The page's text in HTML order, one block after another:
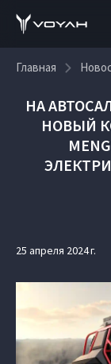
Главная
НА
НОВЫЙ
25 апреля 2024 г.